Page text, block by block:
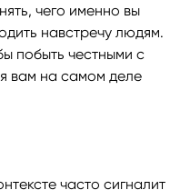
чего именно вы
навстречу людям.
побыть честными с
вам на самом деле
часто сигналит